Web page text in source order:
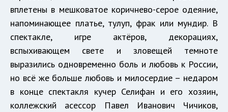
вплетены в мешковатое коричнево-серое одеяние,
напоминающее платье, тулуп, фрак или мундир. В
спектакле, игре актёров, декорациях,
вспыхивающем свете и зловещей темноте
выразились одновременно боль и любовь к России,
но всё же больше любовь и милосердие – недаром
в конце спектакля кучер Селифан и его хозяин,
коллежский асессор Павел Иванович Чичиков,